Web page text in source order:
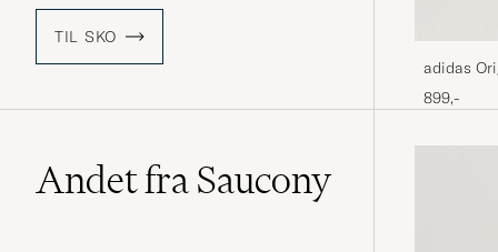
TIL SKO
adidas
Black/
899,-
Andet fra Saucony